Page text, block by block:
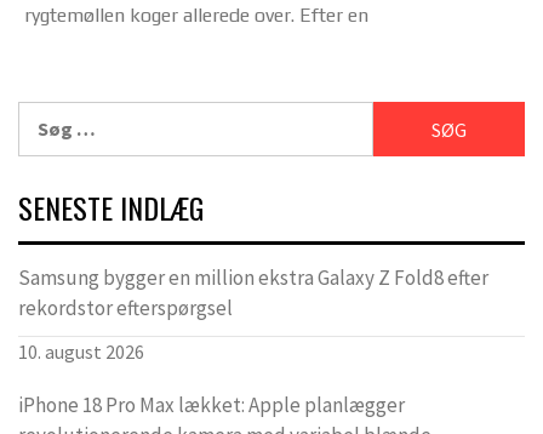
rygtemøllen koger allerede over. Efter en
efter:
SENESTE INDLÆG
Samsung bygger en million ekstra Galaxy Z Fold8 efter
rekordstor efterspørgsel
10. august 2026
iPhone 18 Pro Max lækket: Apple planlægger